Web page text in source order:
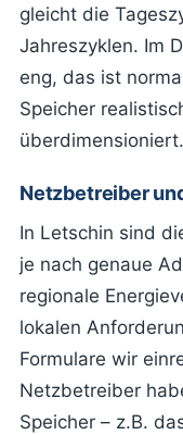
gleicht die
Jahreszyklen. Im
eng, das ist
Speicher
überdimensioniert.
Netzbetreiber
In Letschin sind
je nach genaue
regionale
lokalen
Formulare wir
Netzbetreiber
Speicher – z.B.